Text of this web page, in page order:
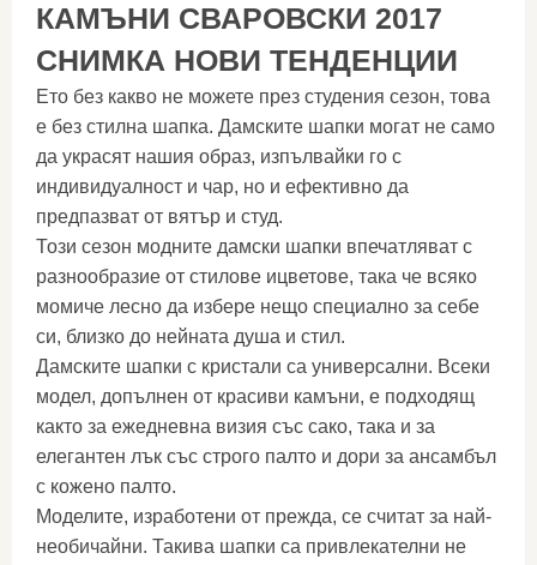
КАМЪНИ СВАРОВСКИ 2017
СНИМКА НОВИ ТЕНДЕНЦИИ
Ето без какво не можете през студения сезон, това
е без стилна шапка. Дамските шапки могат не само
да украсят нашия образ, изпълвайки го с
индивидуалност и чар, но и ефективно да
предпазват от вятър и студ.
Този сезон модните дамски шапки впечатляват с
разнообразие от стилове ицветове, така че всяко
момиче лесно да избере нещо специално за себе
си, близко до нейната душа и стил.
Дамските шапки с кристали са универсални. Всеки
модел, допълнен от красиви камъни, е подходящ
както за ежедневна визия със сако, така и за
елегантен лък със строго палто и дори за ансамбъл
с кожено палто.
Моделите, изработени от прежда, се считат за най-
необичайни. Такива шапки са привлекателни не